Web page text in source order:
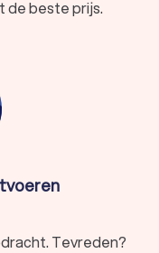
Trustlocal-
te vragen bij
de tarieven
bij u past.
de beste prijs.
Tevreden?